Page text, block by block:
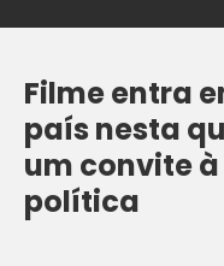
Filme entra
país nesta
um convite
política